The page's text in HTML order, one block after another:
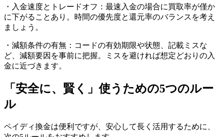
・入金速度とトレードオフ：最速入金の場合に買取率が僅か
に下がることあり。時間の優先度と還元率のバランスを考え
ましょう。
・減額条件の有無：コードの有効期限や状態、記載ミスな
ど、減額要因を事前に把握。ミスを避ければ想定どおりの入
金に近づきます。
「安全に、賢く」使うための5つのルー
ル
ペイディ換金は便利ですが、安心して長く活用するために、